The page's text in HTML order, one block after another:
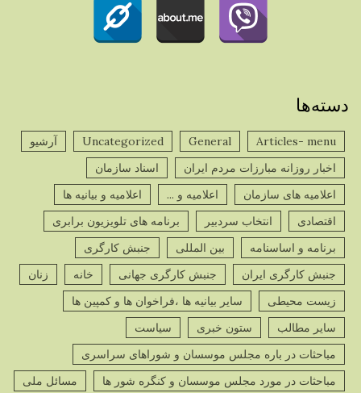
دسته‌ها
Articles- menu
General
Uncategorized
آرشیو
اخبار روزانه مبارزات مردم ایران
اسناد سازمان
اعلامیه های سازمان
اعلامیه و ...
اعلامیه و بیانیه ها
اقتصادی
انتخاب سردبیر
برنامه های تلویزیون برابری
برنامه و اساسنامه
بین المللی
جنبش کارگری
جنبش کارگری ایران
جنبش کارگری جهانی خانه
زنان
زیست محیطی
سایر بیانیه ها ،فراخوان ها و کمپین ها
سایر مطالب
ستون خبری
سیاست
مباحثات در باره مجلس موسسان و شوراهای سراسری
مباحثات در مورد مجلس موسسان و کنگره شور ها
مسائل ملی